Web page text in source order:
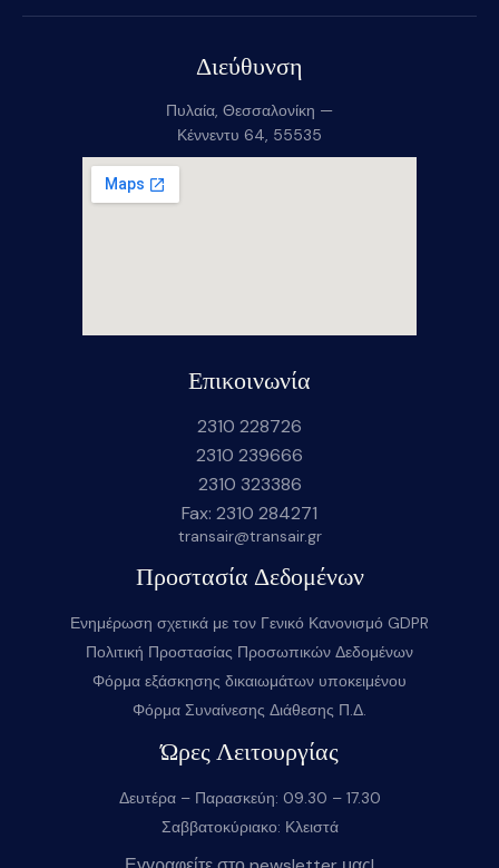
Διεύθυνση
Πυλαία, Θεσσαλονίκη —
Κέννεντυ 64, 55535
Επικοινωνία
2310 228726
2310 239666
2310 323386
Fax: 2310 284271
transair@transair.gr
Προστασία Δεδομένων
Ενημέρωση σχετικά με τον Γενικό Κανονισμό GDPR
Πολιτική Προστασίας Προσωπικών Δεδομένων
Φόρμα εξάσκησης δικαιωμάτων υποκειμένου
Φόρμα Συναίνεσης Διάθεσης Π.Δ.
Ώρες Λειτουργίας
Δευτέρα – Παρασκεύη: 09.30 – 17.30
Σαββατοκύριακο: Κλειστά